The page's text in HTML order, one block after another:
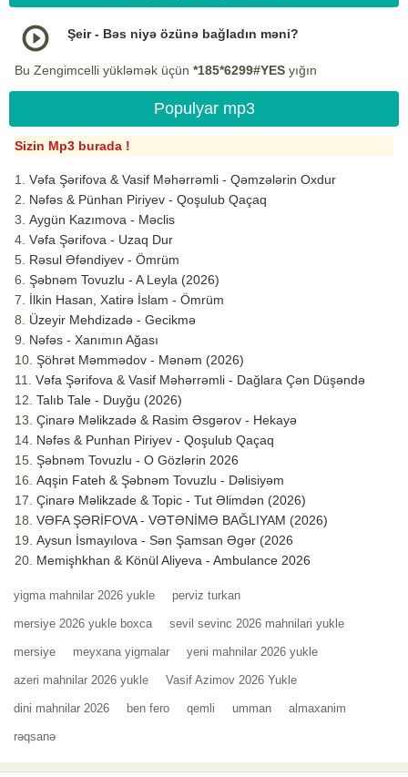
Şeir - Bəs niyə özünə bağladın məni?
Bu Zengimcelli yükləmək üçün *185*6299#YES yığın
Populyar mp3
Sizin Mp3 burada !
Vəfa Şərifova & Vasif Məhərrəmli - Qəmzələrin Oxdur
Nəfəs & Pünhan Piriyev - Qoşulub Qaçaq
Aygün Kazımova - Məclis
Vəfa Şərifova - Uzaq Dur
Rəsul Əfəndiyev - Ömrüm
Şəbnəm Tovuzlu - A Leyla (2026)
İlkin Hasan, Xatirə İslam - Ömrüm
Üzeyir Mehdizadə - Gecikmə
Nəfəs - Xanımın Ağası
Şöhrət Məmmədov - Mənəm (2026)
Vəfa Şərifova & Vasif Məhərrəmli - Dağlara Çən Düşəndə
Talıb Tale - Duyğu (2026)
Çinarə Məlikzadə & Rasim Əsgərov - Hekayə
Nəfəs & Punhan Piriyev - Qoşulub Qaçaq
Şəbnəm Tovuzlu - O Gözlərin 2026
Aqşin Fateh & Şəbnəm Tovuzlu - Dəlisiyəm
Çinarə Məlikzade & Topic - Tut Əlimdən (2026)
VƏFA ŞƏRİFOVA - VƏTƏNİMƏ BAĞLIYAM (2026)
Aysun İsmayılova - Sən Şamsan Əgər (2026
Memişhkhan & Könül Aliyeva - Ambulance 2026
yigma mahnilar 2026 yukle perviz turkan
mersiye 2026 yukle boxca sevil sevinc 2026 mahnilari yukle
mersiye meyxana yigmalar yeni mahnilar 2026 yukle
azeri mahnilar 2026 yukle Vasif Azimov 2026 Yukle
dini mahnilar 2026 ben fero qemli umman almaxanim
rəqsanə